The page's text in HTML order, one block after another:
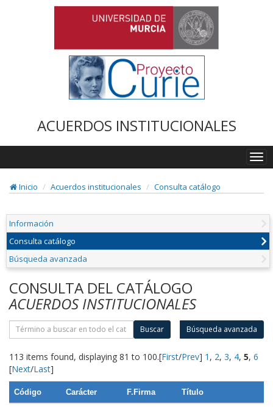
ACUERDOS INSTITUCIONALES
Inicio
Acuerdos institucionales Consulta catálogo
Información
Consulta catálogo
Búsqueda avanzada
CONSULTA DEL CATÁLOGO
ACUERDOS INSTITUCIONALES
Buscar Búsqueda avanzada
113 items found, displaying 81 to 100.[First/Prev] 1 , 2, 3, 4, 5, 6
[Next/Last]
Código Carácter F.Firma Título